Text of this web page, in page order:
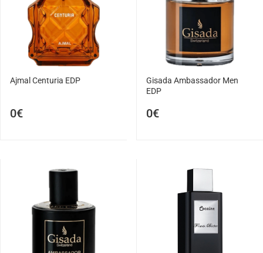
Ajmal Centuria EDP
0€
Gisada Ambassador Men
EDP
0€